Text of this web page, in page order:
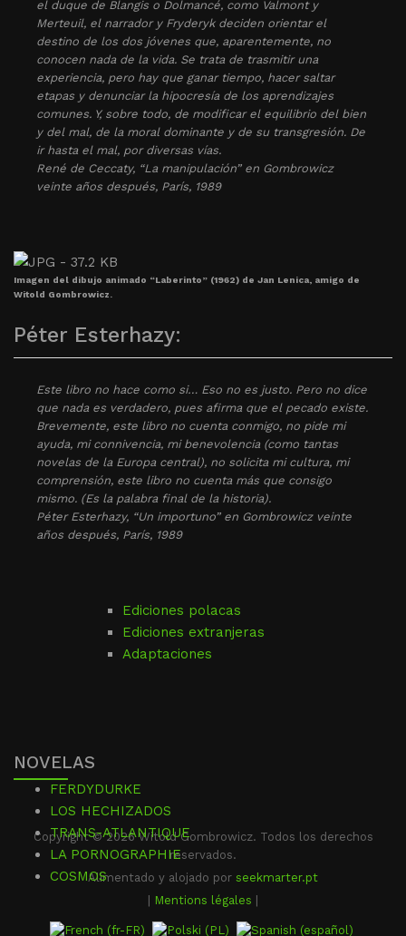
el duque de Blangis o Dolmancé, como Valmont y
Merteuil, el narrador y Fryderyk deciden orientar el
destino de los dos jóvenes que, aparentemente, no
conocen nada de la vida. Se trata de trasmitir una
experiencia, pero hay que ganar tiempo, hacer saltar
etapas y denunciar la hipocresía de los aprendizajes
comunes. Y, sobre todo, de modificar el equilibrio del bien
y del mal, de la moral dominante y de su transgresión. De
ir hasta el mal, por diversas vías.
René de Ceccaty, “La manipulación” en Gombrowicz
veinte años después, París, 1989
Imagen del dibujo animado “Laberinto” (1962) de Jan Lenica, amigo de
Witold Gombrowicz.
Péter Esterhazy:
Este libro no hace como si… Eso no es justo. Pero no dice
que nada es verdadero, pues afirma que el pecado existe.
Brevemente, este libro no cuenta conmigo, no pide mi
ayuda, mi connivencia, mi benevolencia (como tantas
novelas de la Europa central), no solicita mi cultura, mi
comprensión, este libro no cuenta más que consigo
mismo. (Es la palabra final de la historia).
Péter Esterhazy, “Un importuno” en Gombrowicz veinte
años después, París, 1989
Ediciones polacas
Ediciones extranjeras
Adaptaciones
NOVELAS
FERDYDURKE
LOS HECHIZADOS
TRANS-ATLANTIQUE
LA PORNOGRAPHIE
COSMOS
Copyright © 2026 Witold Gombrowicz. Todos los derechos
reservados.
Alimentado y alojado por seekmarter.pt
Mentions légales